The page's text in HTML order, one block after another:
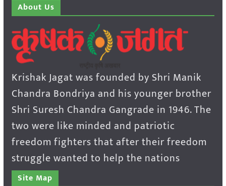
About Us
Krishak Jagat was founded by Shri Manik
Chandra Bondriya and his younger brother
Shri Suresh Chandra Gangrade in 1946. The
two were like minded and patriotic
freedom fighters that after their freedom
struggle wanted to help the nations
Site Map